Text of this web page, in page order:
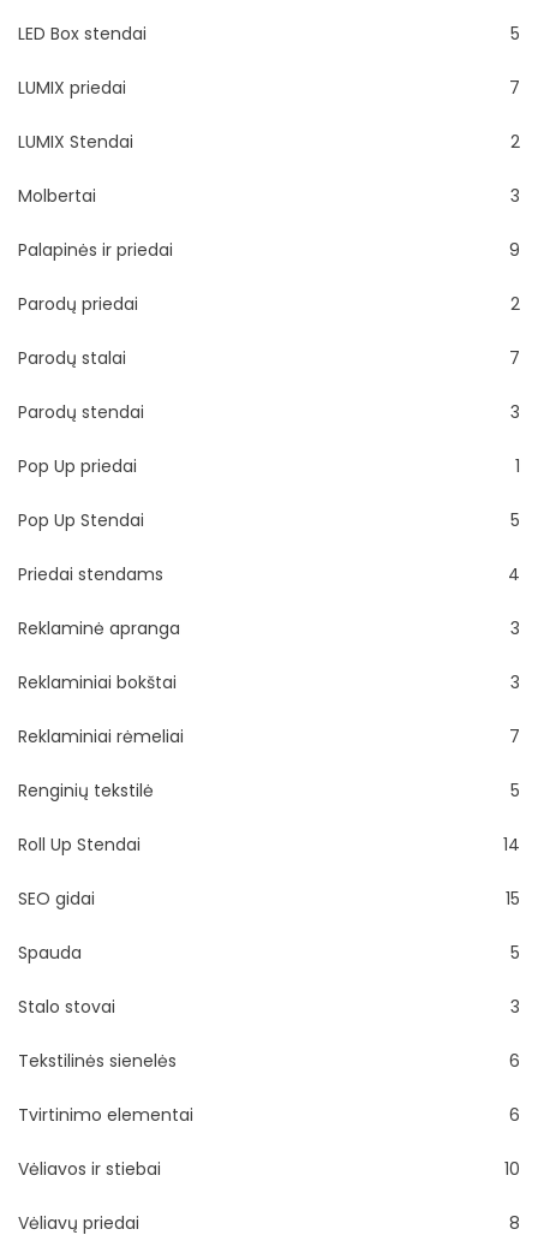
LED Box stendai 5
LUMIX priedai 7
LUMIX Stendai 2
Molbertai 3
Palapinės ir priedai 9
Parodų priedai 2
Parodų stalai 7
Parodų stendai 3
Pop Up priedai 1
Pop Up Stendai 5
Priedai stendams 4
Reklaminė apranga 3
Reklaminiai bokštai 3
Reklaminiai rėmeliai 7
Renginių tekstilė 5
Roll Up Stendai 14
SEO gidai 15
Spauda 5
Stalo stovai 3
Tekstilinės sienelės 6
Tvirtinimo elementai 6
Vėliavos ir stiebai 10
Vėliavų priedai 8